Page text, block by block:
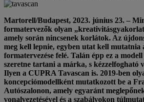
Martorell/Budapest, 2023. június 23. –
formatervezők olyan
amely során nincsenek korlátok. Az
meg kell lepnie, egyben utat kell
formatervezése felé. Talán épp ez a
szeretne tartani a márka, s kézzelfogható
Ilyen a CUPRA Tavascan is. 2019-ben
koncepciómodellként mutatkozott be a
Autószalonon, amely egyaránt
vonalvezetésével és a szabályokon